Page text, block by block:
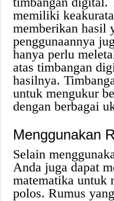
memiliki
memberikan hasil
penggunaannya
hanya perlu
atas timbangan
hasilnya.
untuk mengukur
dengan berbagai
Menggunakan
Selain
Anda juga dapat
matematika untuk
polos. Rumus